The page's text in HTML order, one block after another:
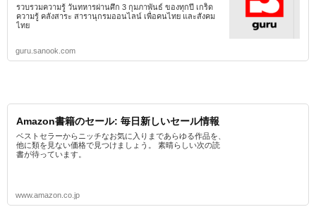
รวบรวมความรู้ วันทหารผ่านศึก 3 กุมภาพันธ์ ของทุกปี เกร็ด
ความรู้ คลังสาระ สารานุกรมออนไลน์ เพื่อคนไทย และสังคม
ไทย
guru.sanook.com
Amazon書籍のセール: 毎日新しいセール情報
ベストセラーからニッチなお気に入りまであらゆる作品を、
他に類を見ない価格で見つけましょう。 素晴らしい次の読
書が待っています。
www.amazon.co.jp